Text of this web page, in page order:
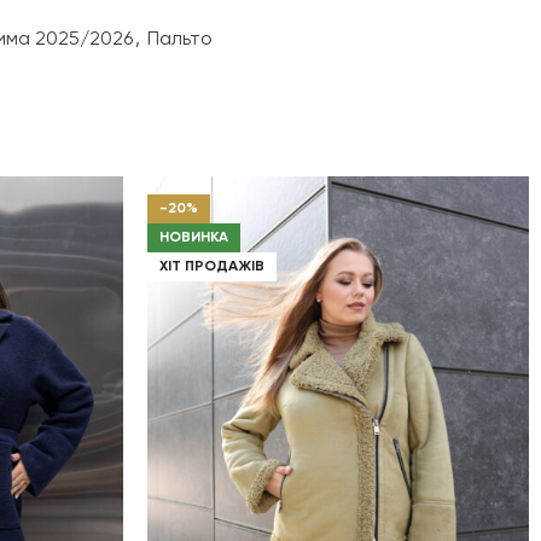
втачний
незнімний
прорізні лісточки
2025/2026, Пальто
-20%
НОВИНКА
ХІТ ПРОДАЖІВ